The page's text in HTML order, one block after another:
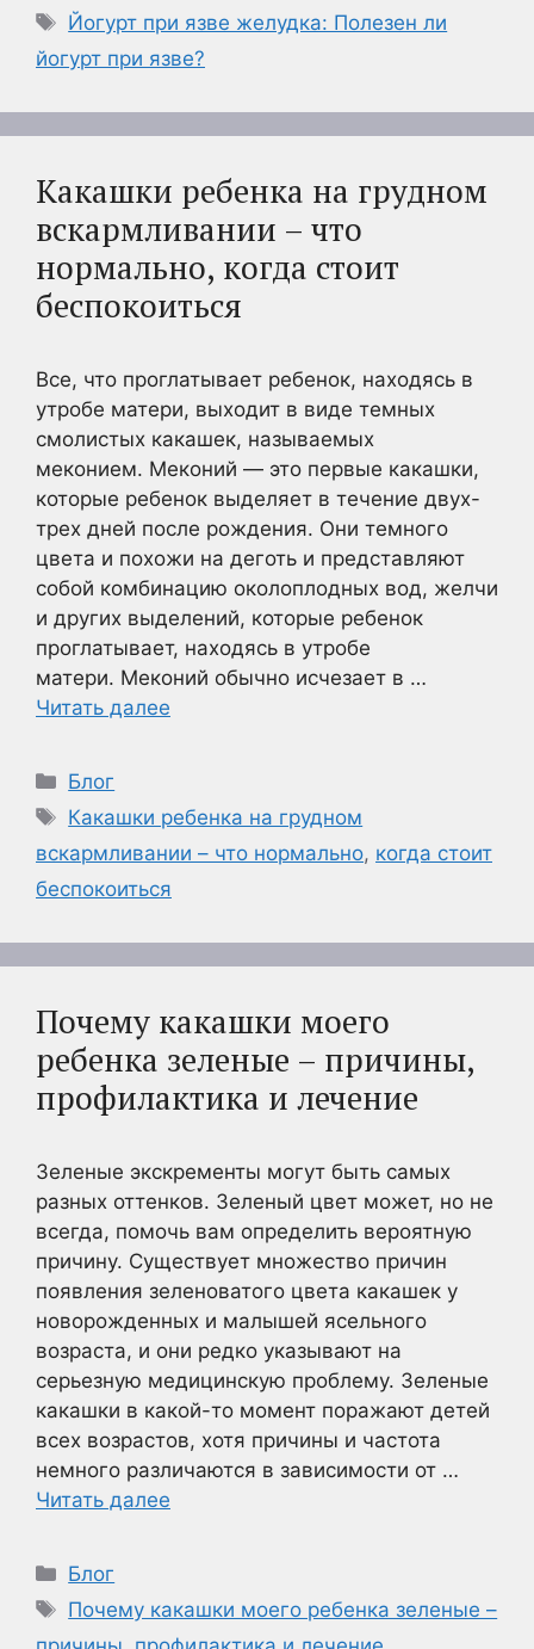
Метки
Йогурт при язве желудка: Полезен ли
йогурт при язве?
Какашки ребенка на грудном
вскармливании – что
нормально, когда стоит
беспокоиться
Все, что проглатывает ребенок, находясь в
утробе матери, выходит в виде темных
смолистых какашек, называемых
меконием. Меконий — это первые какашки,
которые ребенок выделяет в течение двух-
трех дней после рождения. Они темного
цвета и похожи на деготь и представляют
собой комбинацию околоплодных вод, желчи
и других выделений, которые ребенок
проглатывает, находясь в утробе
матери. Меконий обычно исчезает в …
Читать далее
Рубрики
Блог
Метки
Какашки ребенка на грудном
вскармливании – что нормально, когда стоит
беспокоиться
Почему какашки моего
ребенка зеленые – причины,
профилактика и лечение
Зеленые экскременты могут быть самых
разных оттенков. Зеленый цвет может, но не
всегда, помочь вам определить вероятную
причину. Существует множество причин
появления зеленоватого цвета какашек у
новорожденных и малышей ясельного
возраста, и они редко указывают на
серьезную медицинскую проблему. Зеленые
какашки в какой-то момент поражают детей
всех возрастов, хотя причины и частота
немного различаются в зависимости от …
Читать далее
Рубрики
Блог
Метки
Почему какашки моего ребенка зеленые –